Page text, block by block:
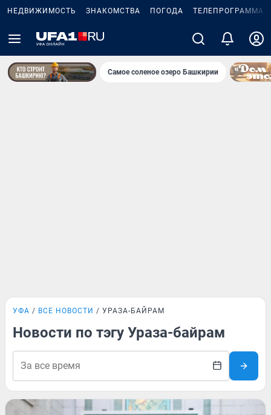
НЕДВИЖИМОСТЬ ЗНАКОМСТВА ПОГОДА ТЕЛЕПРОГРАММА
Самое соленое озеро Башкирии
УФА ВСЕ НОВОСТИ УРАЗА-БАЙРАМ
Новости по тэгу Ураза-байрам